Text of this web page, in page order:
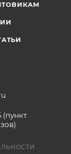
(пункт